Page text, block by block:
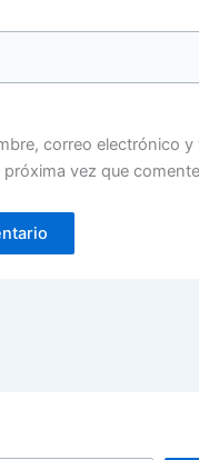
correo electrónico
vez que